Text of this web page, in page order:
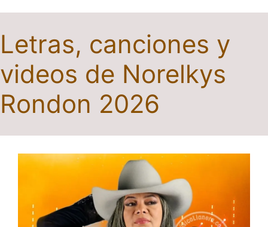
Letras, canciones y
videos de Norelkys
Rondon 2026